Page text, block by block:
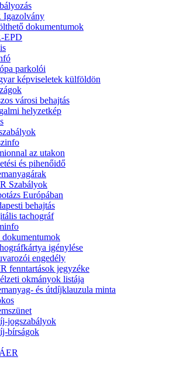
Igazolvány
dokumentumok
EPD
parkolói
képviseletek külföldön
városi behajtás
helyzetkép
az utakon
és pihenőidő
Szabályok
Európában
behajtás
tachográf
igénylése
engedély
fenntartások jegyzéke
okmányok listája
és útdíjklauzula minta
jogszabályok
bírságok